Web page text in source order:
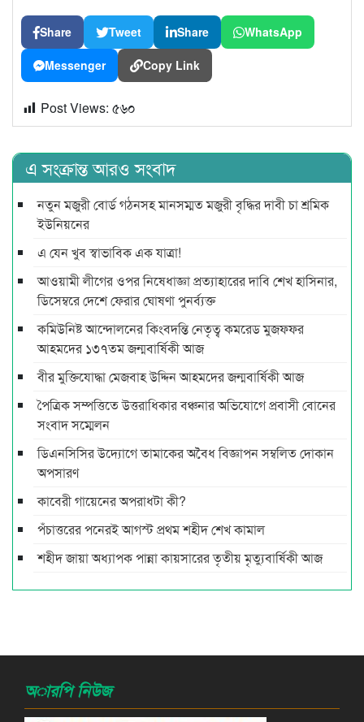
Share Tweet Share WhatsApp
Messenger Copy Link
Post Views: ৫৬০
এ সংক্রান্ত আরও সংবাদ
নতুন মজুরী বোর্ড গঠনসহ মানসম্মত মজুরী বৃদ্ধির দাবী চা শ্রমিক
ইউনিয়নের
এ যেন খুব স্বাভাবিক এক যাত্রা!
আওয়ামী লীগের ওপর নিষেধাজ্ঞা প্রত্যাহারের দাবি শেখ হাসিনার,
ডিসেম্বরে দেশে ফেরার ঘোষণা পুনর্ব্যক্ত
কমিউনিষ্ট আন্দোলনের কিংবদন্তি নেতৃত্ব কমরেড মুজফ্ফর
আহমদের ১৩৭তম জন্মবার্ষিকী আজ
বীর মুক্তিযোদ্ধা মেজবাহ উদ্দিন আহমদের জন্মবার্ষিকী আজ
পৈত্রিক সম্পত্তিতে উত্তরাধিকার বঞ্চনার অভিযোগে প্রবাসী বোনের
সংবাদ সম্মেলন
ডিএনসিসির উদ্যোগে তামাকের অবৈধ বিজ্ঞাপন সম্বলিত দোকান
অপসারণ
কাবেরী গায়েনের অপরাধটা কী?
পঁচাত্তরের পনেরই আগস্ট প্রথম শহীদ শেখ কামাল
শহীদ জায়া অধ্যাপক পান্না কায়সারের তৃতীয় মৃত্যুবার্ষিকী আজ
অারপি নিউজ